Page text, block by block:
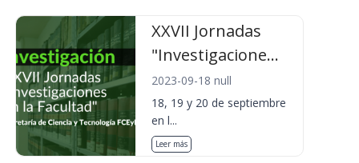
XXVII Jornadas
"Investigacione...
2023-09-18 null
18, 19 y 20 de septiembre
en l...
Leer más